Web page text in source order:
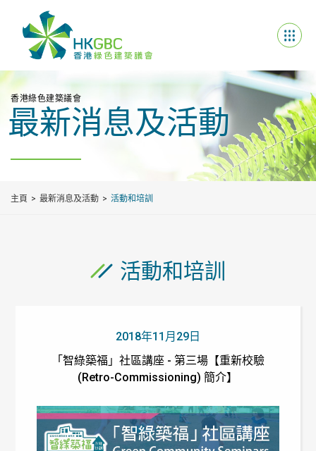
香港綠色建築議會
最新消息及活動
主頁 最新消息及活動 活動和培訓
活動和培訓
2018年11月29日
「智綠築福」社區講座 - 第三場【重新校驗
(Retro-Commissioning) 簡介】